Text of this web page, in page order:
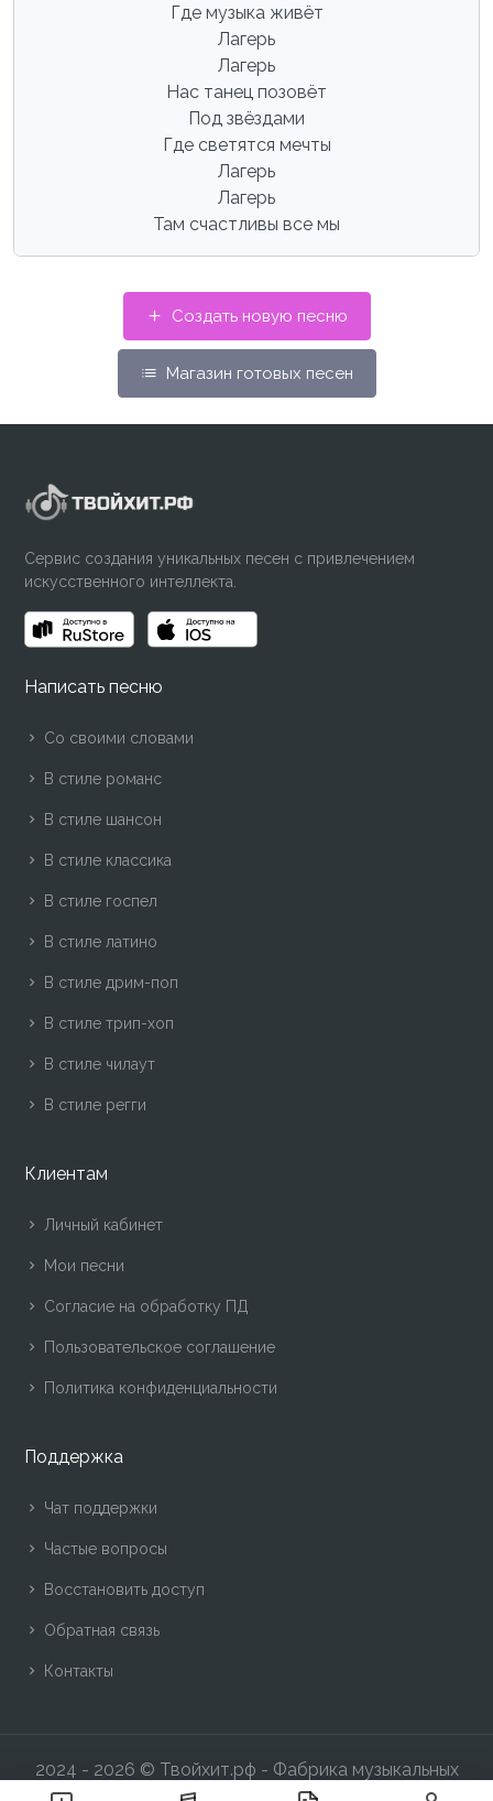
Где музыка живёт
Лагерь
Лагерь
Нас танец позовёт
Под звёздами
Где светятся мечты
Лагерь
Лагерь
Там счастливы все мы
Создать новую песню
Магазин готовых песен
Сервис создания уникальных песен с привлечением
искусственного интеллекта.
Написать песню
Со своими словами
В стиле романс
В стиле шансон
В стиле классика
В стиле госпел
В стиле латино
В стиле дрим-поп
В стиле трип-хоп
В стиле чилаут
В стиле регги
Клиентам
Личный кабинет
Мои песни
Согласие на обработку ПД
Пользовательское соглашение
Политика конфиденциальности
Поддержка
Чат поддержки
Частые вопросы
Восстановить доступ
Обратная связь
Контакты
2024 - 2026 © Твойхит.рф - Фабрика музыкальных